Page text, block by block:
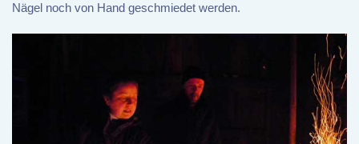
Nägel noch von Hand geschmiedet werden.